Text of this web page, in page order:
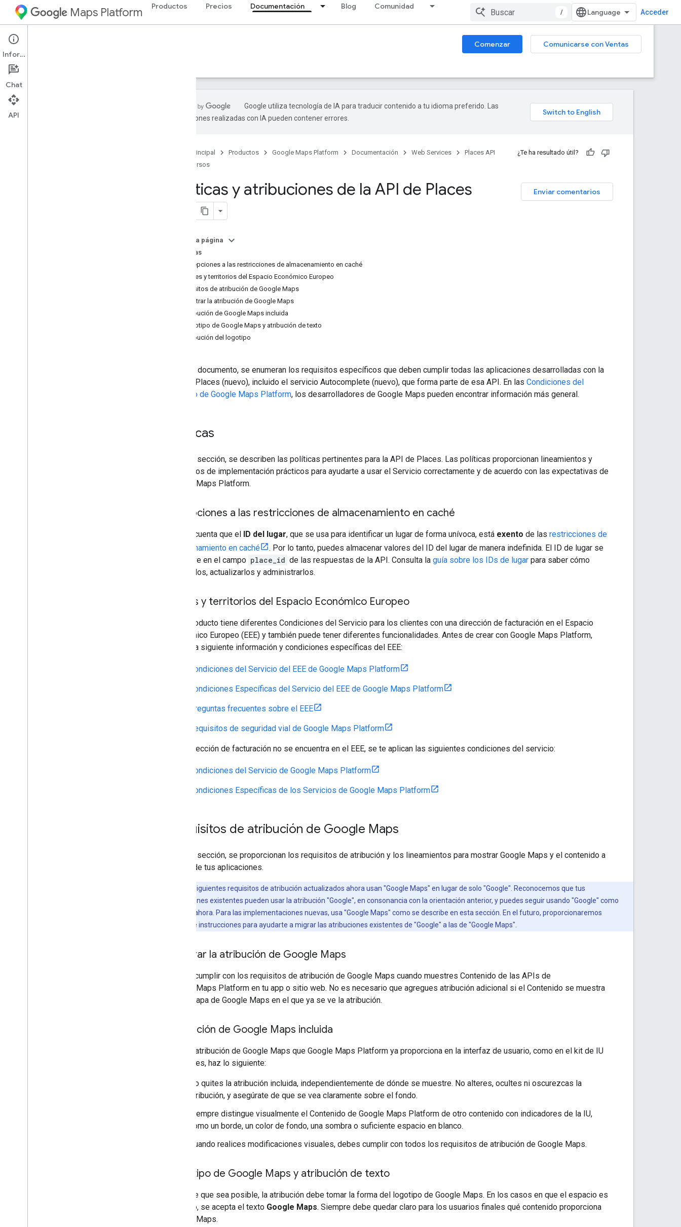
Maps Platform Productos Precios Documentación Blog Comunidad
/ Acceder
Web Services Comenzar
Comunicarse con Ventas
Guías
Google utiliza tecnología de IA para traducir contenido a tu idioma preferido. Las
traducciones realizadas con IA pueden contener errores.
Página principal Productos Google Maps Platform Documentación Web Services
Places API
Recursos
¿Te ha resultado útil?
Enviar comentarios
Políticas y atribuciones de la API de Places
En esta página
Políticas
Excepciones a las restricciones de almacenamiento en caché
Países y territorios del Espacio Económico Europeo
Requisitos de atribución de Google Maps
Mostrar la atribución de Google Maps
Atribución de Google Maps incluida
Logotipo de Google Maps y atribución de texto
Atribución del logotipo
En este documento, se enumeran los requisitos específicos que deben cumplir todas las aplicaciones desarrolladas con la
API de Places (nuevo), incluido el servicio Autocomplete (nuevo), que forma parte de esa API. En las Condiciones del
Servicio de Google Maps Platform, los desarrolladores de Google Maps pueden encontrar información más general.
Políticas
En esta sección, se describen las políticas pertinentes para la API de Places. Las políticas proporcionan lineamientos y
requisitos de implementación prácticos para ayudarte a usar el Servicio correctamente y de acuerdo con las expectativas de
Google Maps Platform.
Excepciones a las restricciones de almacenamiento en caché
Ten en cuenta que el ID del lugar, que se usa para identificar un lugar de forma unívoca, está exento de las restricciones de
almacenamiento en caché
. Por lo tanto, puedes almacenar valores del ID del lugar de manera indefinida. El ID de lugar se
devuelve en el campo place_id de las respuestas de la API. Consulta la guía sobre los IDs de lugar para saber cómo
guardarlos, actualizarlos y administrarlos.
Países y territorios del Espacio Económico Europeo
Este producto tiene diferentes Condiciones del Servicio para los clientes con una dirección de facturación en el Espacio
Económico Europeo (EEE) y también puede tener diferentes funcionalidades. Antes de crear con Google Maps Platform,
revisa la siguiente información y condiciones específicas del EEE:
Condiciones del Servicio del EEE de Google Maps Platform
Condiciones Específicas del Servicio del EEE de Google Maps Platform
Preguntas frecuentes sobre el EEE
Requisitos de seguridad vial de Google Maps Platform
Si tu dirección de facturación no se encuentra en el EEE, se te aplican las siguientes condiciones del servicio:
Condiciones del Servicio de Google Maps Platform
Condiciones Específicas de los Servicios de Google Maps Platform
Requisitos de atribución de Google Maps
En esta sección, se proporcionan los requisitos de atribución y los lineamientos para mostrar Google Maps y el contenido a
través de tus aplicaciones.
Los siguientes requisitos de atribución actualizados ahora usan "Google Maps" en lugar de solo "Google". Reconocemos que tus
implementaciones existentes pueden usar la atribución "Google", en consonancia con la orientación anterior, y puedes seguir usando "Google" como
atribución por ahora. Para las implementaciones nuevas, usa "Google Maps" como se describe en esta sección. En el futuro, proporcionaremos
cronogramas e instrucciones para ayudarte a migrar las atribuciones existentes de "Google" a las de "Google Maps".
Mostrar la atribución de Google Maps
Debes cumplir con los requisitos de atribución de Google Maps cuando muestres Contenido de las APIs de
Google Maps Platform en tu app o sitio web. No es necesario que agregues atribución adicional si el Contenido se muestra
en un mapa de Google Maps en el que ya se ve la atribución.
Atribución de Google Maps incluida
Para la atribución de Google Maps que Google Maps Platform ya proporciona en la interfaz de usuario, como en el kit de IU
de Places, haz lo siguiente:
No quites la atribución incluida, independientemente de dónde se muestre. No alteres, ocultes ni oscurezcas la
atribución, y asegúrate de que se vea claramente sobre el fondo.
Siempre distingue visualmente el Contenido de Google Maps Platform de otro contenido con indicadores de la IU,
como un borde, un color de fondo, una sombra o suficiente espacio en blanco.
Cuando realices modificaciones visuales, debes cumplir con todos los requisitos de atribución de Google Maps.
Logotipo de Google Maps y atribución de texto
Siempre que sea posible, la atribución debe tomar la forma del logotipo de Google Maps. En los casos en que el espacio es
limitado, se acepta el texto Google Maps. Siempre debe quedar claro para los usuarios finales qué contenido proporciona
Google Maps.
Información
Chat
API